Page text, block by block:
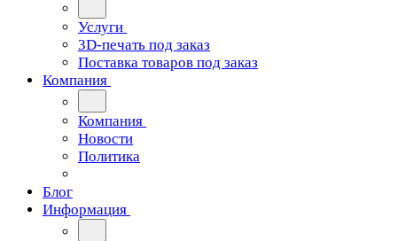
Услуги
3D-печать под заказ
Поставка товаров под заказ
Компания
Компания
Новости
Политика
Блог
Информация